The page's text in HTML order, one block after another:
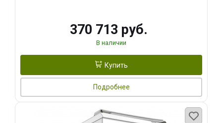
370 713 руб.
В наличии
Купить
Подробнее